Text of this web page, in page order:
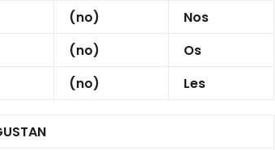
(no)
Nos
(no)
Os
(no) Les